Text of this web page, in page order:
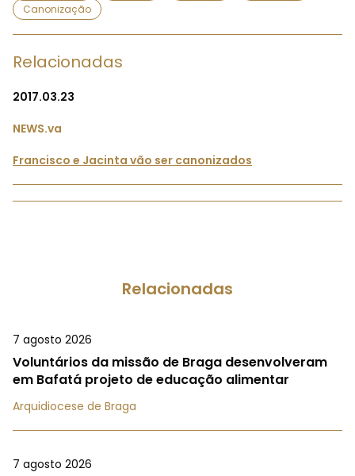
Canonização
Relacionadas
2017.03.23
NEWS.va
Francisco e Jacinta vão ser canonizados
Relacionadas
7 agosto 2026
Voluntários da missão de Braga desenvolveram
em Bafatá projeto de educação alimentar
Arquidiocese de Braga
7 agosto 2026